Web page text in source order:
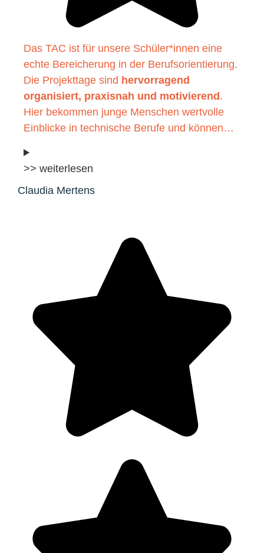
Das TAC ist für unsere Schüler*innen eine
echte Bereicherung in der Berufsorientierung.
Die Projekttage sind hervorragend
organisiert, praxisnah und motivierend .
Hier bekommen junge Menschen wertvolle
Einblicke in technische Berufe und können…
>> weiterlesen
Claudia Mertens